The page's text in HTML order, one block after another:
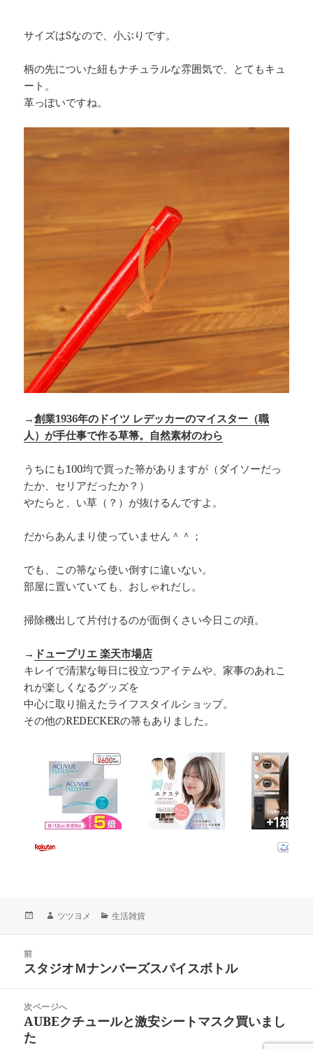
サイズはSなので、小ぶりです。
柄の先についた紐もナチュラルな雰囲気で、とてもキュ
ート。
革っぽいですね。
→創業1936年のドイツ レデッカーのマイスター（職
人）が手仕事で作る草箒。自然素材のわら
うちにも100均で買った箒がありますが（ダイソーだっ
たか、セリアだったか？）
やたらと、い草（？）が抜けるんですよ。
だからあんまり使っていません＾＾；
でも、この箒なら使い倒すに違いない。
部屋に置いていても、おしゃれだし。
掃除機出して片付けるのが面倒くさい今日この頃。
→ ドュープリエ 楽天市場店
キレイで清潔な毎日に役立つアイテムや、家事のあれこ
れが楽しくなるグッズを
中心に取り揃えたライフスタイルショップ。
その他のREDECKERの箒もありました。
作
ツツヨメ
カ
ー
生活雑貨
前
前
投
稿:
スタジオＭナンバーズスパイスボトル
次ページへ
次
の
AUBEクチュールと激安シートマスク買いまし
た